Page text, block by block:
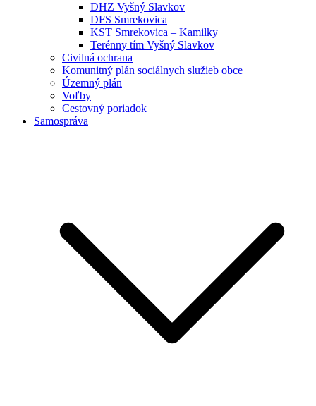
DHZ Vyšný Slavkov
DFS Smrekovica
KST Smrekovica – Kamilky
Terénny tím Vyšný Slavkov
Civilná ochrana
Komunitný plán sociálnych služieb obce
Územný plán
Voľby
Cestovný poriadok
Samospráva